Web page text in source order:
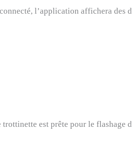
l’application affichera des
est prête pour le flashage